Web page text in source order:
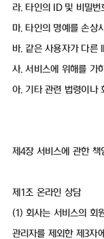
라. 타인의 ID 및 비밀번
마. 타인의 명예를 손상
바. 같은 사용자가 다른
사. 서비스에 위해를 가
아. 기타 관련 법령이나
제4장 서비스에 관한 책
제1조 온라인 상담
(1) 회사는 서비스의 회
관리자를 제외한 제3자